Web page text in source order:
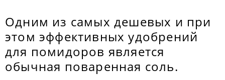
Одним из самых дешевых и при
этом эффективных удобрений
для помидоров является
обычная поваренная соль.